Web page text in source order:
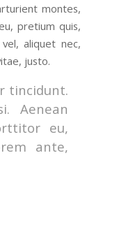
montes,
pretium quis,
aliquet nec,
justo.
tincidunt.
Aenean
eu,
ante,